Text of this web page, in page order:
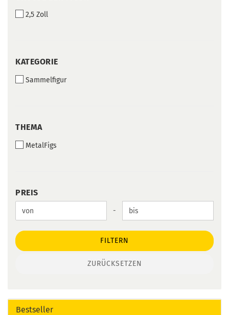
IGUR2,5 Zoll
KATEGORIE
KATEGORIE
Sammelfigur
THEMA
THEMA
MetalFigs
PREIS
PREIS
Preis bis -
FILTERN
ZURÜCKSETZEN
Bestseller